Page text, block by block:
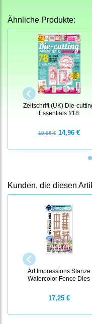
Ähnliche Produkte:
Zeitschrift (UK) Die-
Essentials #18
19,95 €14,96 €
Kunden, die diesen
Art Impressions Stanze
Watercolor Fence Dies
17,25 €